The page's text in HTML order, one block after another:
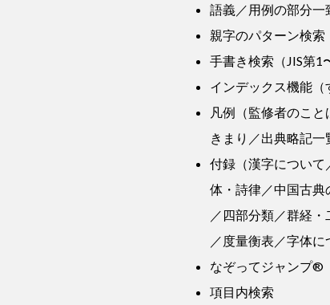
語義／用例の部分一
親字のパターン検索
手書き検索（JIS第1
インデックス機能
凡例（監修者のこ
きまり／出典略記一
付録（漢字につい
体・詩律／中国古
／四部分類／群経
／度量衡表／字体に
なぞってジャンプ®
項目内検索